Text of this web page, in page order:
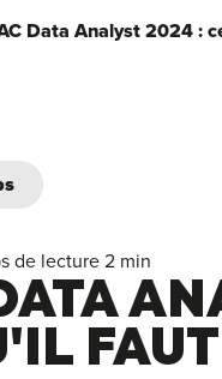
Data Analyst 2024 :
de lecture 2 min